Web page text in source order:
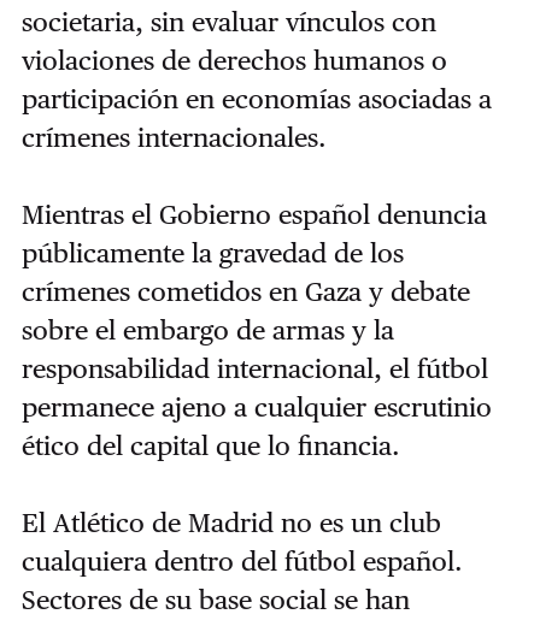
societaria, sin evaluar vínculos con
violaciones de derechos humanos o
participación en economías asociadas a
crímenes internacionales.
Mientras el Gobierno español denuncia
públicamente la gravedad de los
crímenes cometidos en Gaza y debate
sobre el embargo de armas y la
responsabilidad internacional, el fútbol
permanece ajeno a cualquier escrutinio
ético del capital que lo financia.
El Atlético de Madrid no es un club
cualquiera dentro del fútbol español.
Sectores de su base social se han